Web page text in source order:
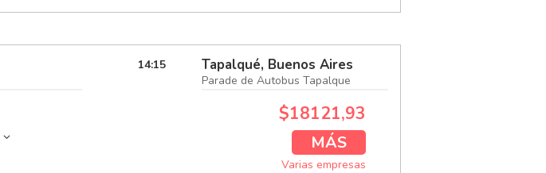
14:15 Tapalqué, Buenos Aires
Parade de Autobus Tapalque
$18121,93
MÁS
Varias empresas